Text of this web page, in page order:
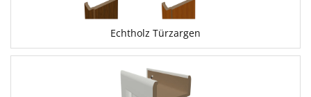
Echtholz Türzargen